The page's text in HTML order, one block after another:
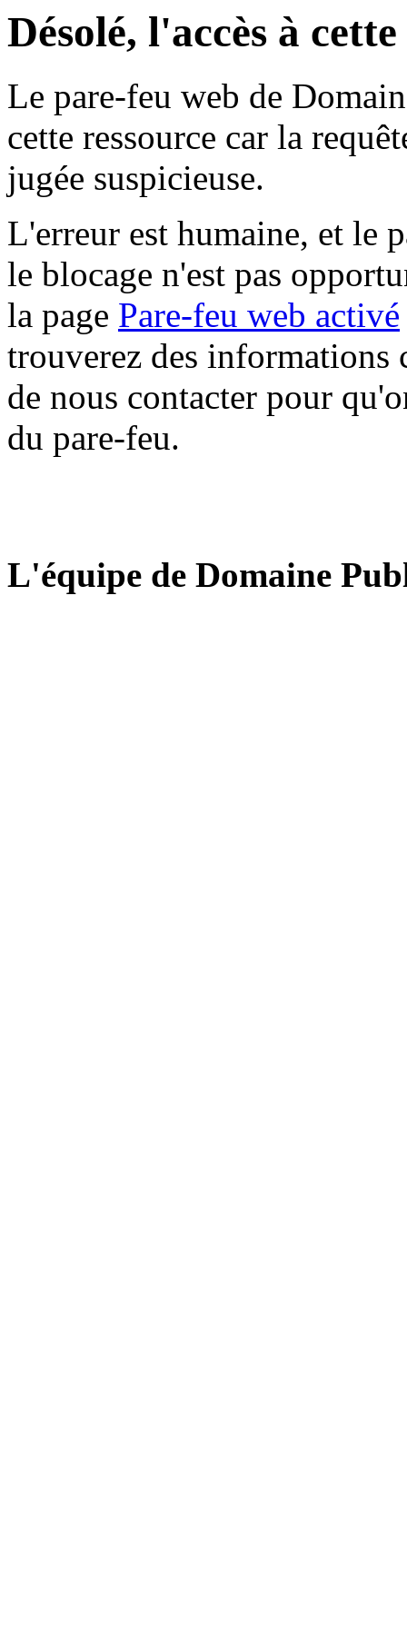
Désolé, l'accès à
Le pare-feu web de
cette ressource car la
jugée suspicieuse.
L'erreur est humaine, et le
le blocage n'est pas
la page Pare-feu web activé
trouverez des informations
de nous contacter pour
du pare-feu.
L'équipe de Domaine